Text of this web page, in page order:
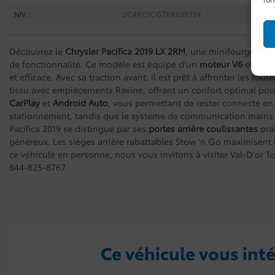
NIV :
2C4RC1CG7KR638784
Découvrez le Chrysler Pacifica 2019 LX 2RM , une
de fonctionnalité. Ce modèle est équipé d'un moteur V6 et
et efficace. Avec sa traction avant, il est prêt à affronter les
tissu avec empiècements Ravine, offrant un confort optimal
CarPlay et Android Auto , vous permettant de rester connecté
stationnement, tandis que le système de communication
Pacifica 2019 se distingue par ses portes arrière coulissantes
généreux. Les sièges arrière rabattables Stow 'n Go
ce véhicule en personne, nous vous invitons à visiter Val-D'or
844-825-8767.
Ce véhicule vous